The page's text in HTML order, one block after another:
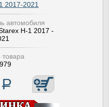
2017-2021
автомобиля
H-1 2017 -
Р